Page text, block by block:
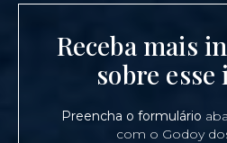
Receba mais
sobre
Preencha o formulário
com o Godoy